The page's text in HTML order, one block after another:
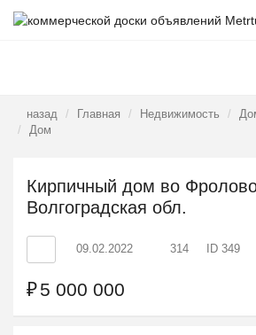
назад Главная Недвижимость
Дом
Кирпичный дом во
Волгоградская обл.
09.02.2022 314 ID 349
₽5 000 000